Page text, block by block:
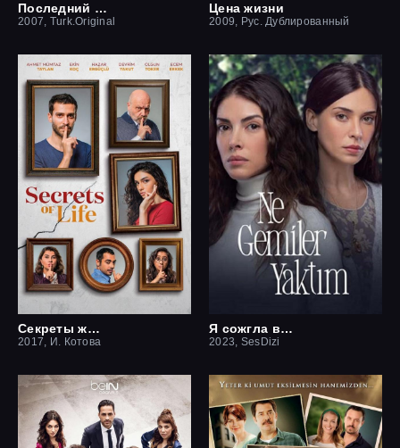
Последний оттоман: Яндим Али
2007, Turk.Original
Цена жизни
2009, Рус. Дублированный
Секреты жизни
2017, И. Котова
Я сожгла все мосты / Какие корабли я сжёг
2023, SesDizi